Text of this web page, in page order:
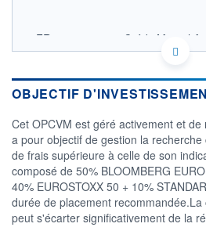
FR0010612242 - Crédit Mutuel
OPCVM DERNIER COURS CONNU
02/12
CATÉGORIE MORNINGSTAR
OBJECTIF
Cet OPCVM est géré activement et
a pour objectif de gestion la
de frais supérieure à celle de son
composé de 50% BLOOMBERG
40% EUROSTOXX 50 + 10%
durée de placement
peut s'écarter significativement de la